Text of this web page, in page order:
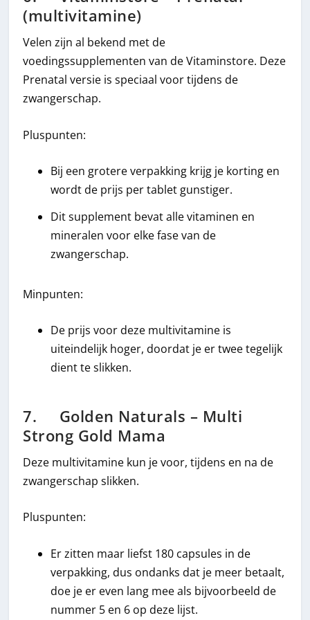
(multivitamine)
Velen zijn al bekend met de
voedingssupplementen van de Vitaminstore. Deze
Prenatal versie is speciaal voor tijdens de
zwangerschap.
Pluspunten:
Bij een grotere verpakking krijg je korting en
wordt de prijs per tablet gunstiger.
Dit supplement bevat alle vitaminen en
mineralen voor elke fase van de
zwangerschap.
Minpunten:
De prijs voor deze multivitamine is
uiteindelijk hoger, doordat je er twee tegelijk
dient te slikken.
7. Golden Naturals – Multi
Strong Gold Mama
Deze multivitamine kun je voor, tijdens en na de
zwangerschap slikken.
Pluspunten:
Er zitten maar liefst 180 capsules in de
verpakking, dus ondanks dat je meer betaalt,
doe je er even lang mee als bijvoorbeeld de
nummer 5 en 6 op deze lijst.